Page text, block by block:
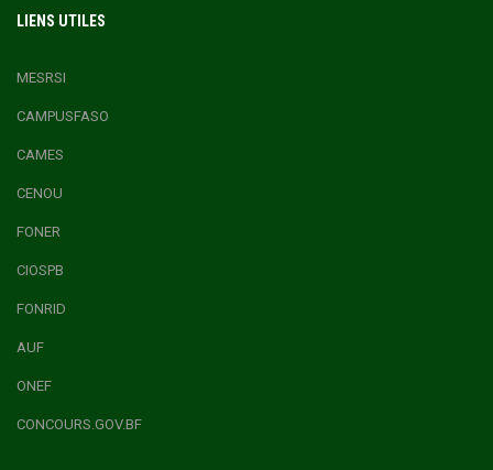
LIENS UTILES
MESRSI
CAMPUSFASO
CAMES
CENOU
FONER
CIOSPB
FONRID
AUF
ONEF
CONCOURS.GOV.BF